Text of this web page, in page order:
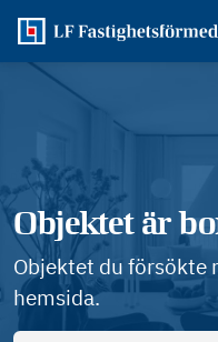
Objektet är
Objektet du försökte
hemsida.